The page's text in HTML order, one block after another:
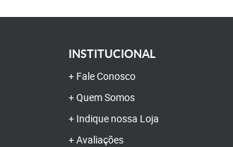
INSTITUCIONAL
Fale Conosco
Quem Somos
Indique nossa Loja
Avaliações